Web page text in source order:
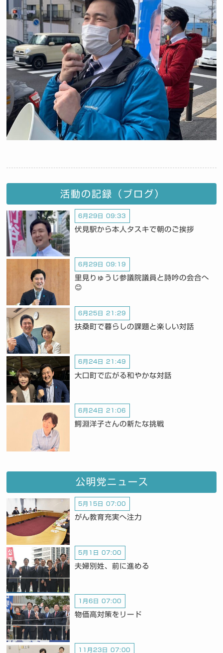
活動の記録（ブログ）
6月29日 09:33
伏見駅から本人タスキで朝のご挨拶
6月29日 09:19
里見りゅうじ参議院議員と詩吟の会合へ
😊
6月25日 21:29
扶桑町で暮らしの課題と楽しい対話
6月24日 21:49
大口町で広がる和やかな対話
6月24日 21:06
鰐淵洋子さんの新たな挑戦
公明党ニュース
5月15日 07:00
がん教育充実へ注力
5月1日 07:00
夫婦別姓、前に進める
1月6日 07:00
物価高対策をリード
11月23日 07:00